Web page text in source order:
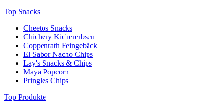
Top Snacks
Cheetos Snacks
Chichery Kichererbsen
Coppenrath Feingebäck
El Sabor Nacho Chips
Lay's Snacks & Chips
Maya Popcorn
Pringles Chips
Top Produkte